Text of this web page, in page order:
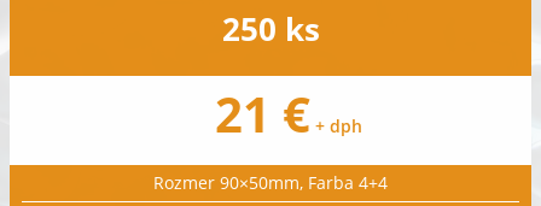
250 ks
21 € + dph
Rozmer 90×50mm, Farba 4+4